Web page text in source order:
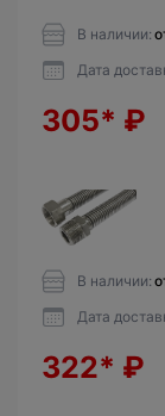
В наличии:
Дата
305* ₽
В наличии:
Дата
322* ₽